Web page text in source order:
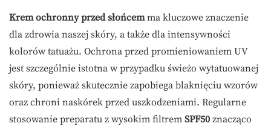
Krem ochronny przed słońcemma kluczowe znaczenie
dla zdrowia naszej skóry, a także dla intensywności
kolorów tatuażu. Ochrona przed promieniowaniem UV
jest szczególnie istotna w przypadku świeżo wytatuowanej
skóry, ponieważ skutecznie zapobiega blaknięciu wzorów
oraz chroni naskórek przed uszkodzeniami. Regularne
stosowanie preparatu z wysokim filtrem SPF50 znacząco